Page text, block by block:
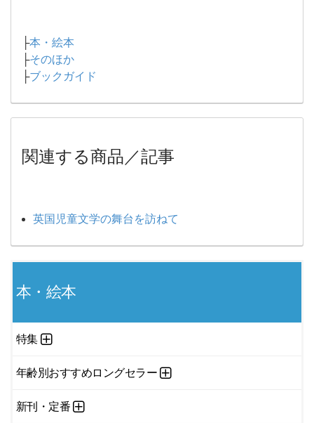
├本・絵本
├そのほか
├ブックガイド
関連する商品／記事
英国児童文学の舞台を訪ねて
本・絵本
特集
年齢別おすすめロングセラー
新刊・定番